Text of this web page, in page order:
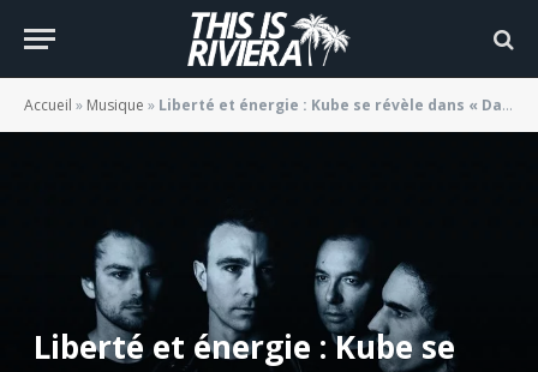
Accueil » Musique » Liberté et énergie : Kube se révèle dans « Danse »
Liberté et énergie : Kube se